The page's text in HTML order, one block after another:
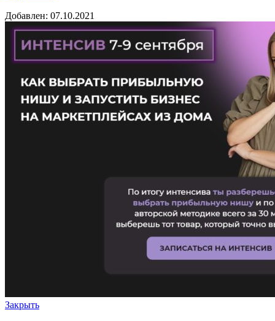
Добавлен: 07.10.2021
Закрыть